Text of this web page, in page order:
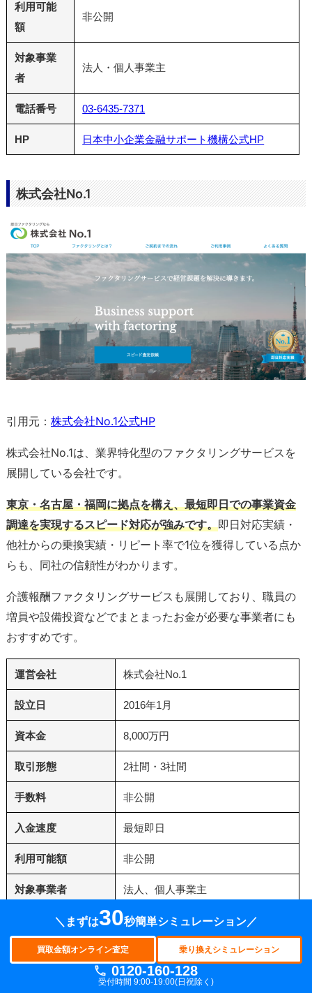
利用可能
額
非公開
対象事業
者
法人・個人事業主
電話番号 03-6435-7371
HP 日本中小企業金融サポート機構公式HP
株式会社No.1
引用元： 株式会社No.1公式HP
株式会社No.1は、業界特化型のファクタリングサービスを
展開している会社です。
東京・名古屋・福岡に拠点を構え、最短即日での事業資金
調達を実現するスピード対応が強みです。即日対応実績・
他社からの乗換実績・リピート率で1位を獲得している点か
らも、同社の信頼性がわかります。
介護報酬ファクタリングサービスも展開しており、職員の
増員や設備投資などでまとまったお金が必要な事業者にも
おすすめです。
運営会社 株式会社No.1
設立日 2016年1月
資本金 8,000万円
取引形態 2社間・3社間
手数料 非公開
入金速度 最短即日
利用可能額 非公開
対象事業者 法人、個人事業主
電話番号 0120-700-339
株式会社No.1公式HP
＼まずは30秒簡単シミュレーション／
買取金額オンライン査定 乗り換えシミュレーション
0120-160-128
受付時間 9:00-19:00(日祝除く)